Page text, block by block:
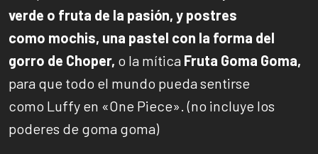
verde o fruta de la pasión, y postres
como mochis, una pastel con la forma del
gorro de Choper, o la mítica Fruta Goma Goma,
para que todo el mundo pueda sentirse
como Luffy en «One Piece». (no incluye los
poderes de goma goma)